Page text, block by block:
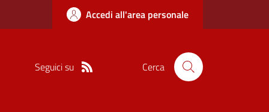
Accedi all'area personale
Seguici su Cerca